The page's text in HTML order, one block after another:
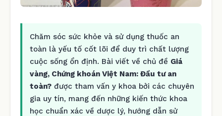
Chăm sóc sức khỏe và sử dụng thuốc an
toàn là yếu tố cốt lõi để duy trì chất lượng
cuộc sống ổn định. Bài viết về chủ đề Giá
vàng, Chứng khoán Việt Nam: Đầu tư an
toàn? được tham vấn y khoa bởi các chuyên
gia uy tín, mang đến những kiến thức khoa
học chuẩn xác về dược lý, hướng dẫn sử